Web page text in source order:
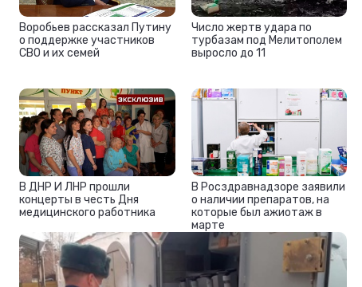
Воробьев рассказал Путину
о поддержке участников
СВО и их семей
Число жертв удара по
турбазам под Мелитополем
выросло до 11
В ДНР И ЛНР прошли
концерты в честь Дня
медицинского работника
В Росздравнадзоре заявили
о наличии препаратов, на
которые был ажиотаж в
марте